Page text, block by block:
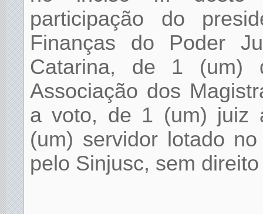
participação do
Finanças do Poder
Catarina, de 1 (um)
Associação dos
a voto, de 1 (um) juiz
(um) servidor lotado
pelo Sinjusc, sem